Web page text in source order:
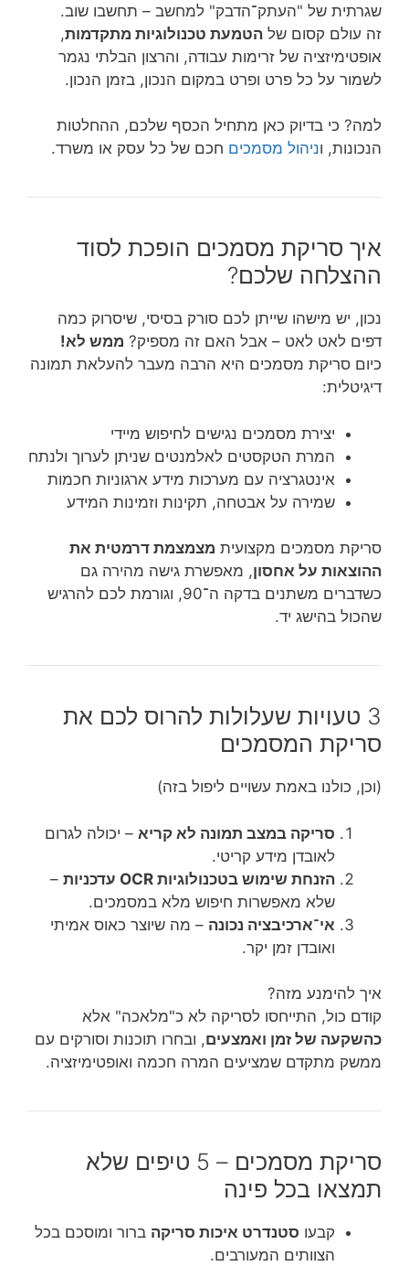
שגרתית של "העתק־הדבק" למחשב – תחשבו שוב.
זה עולם קסום של הטמעת טכנולוגיות מתקדמות,
אופטימיזציה של זרימות עבודה, והרצון הבלתי נגמר
לשמור על כל פרט ופרט במקום הנכון, בזמן הנכון.
למה? כי בדיוק כאן מתחיל הכסף שלכם, ההחלטות
הנכונות, וניהול מסמכים חכם של כל עסק או משרד.
איך סריקת מסמכים הופכת לסוד
ההצלחה שלכם?
נכון, יש מישהו שייתן לכם סורק בסיסי, שיסרוק כמה
דפים לאט לאט – אבל האם זה מספיק? ממש לא!
כיום סריקת מסמכים היא הרבה מעבר להעלאת תמונה
דיגיטלית:
יצירת מסמכים נגישים לחיפוש מיידי
המרת הטקסטים לאלמנטים שניתן לערוך ולנתח
אינטגרציה עם מערכות מידע ארגוניות חכמות
שמירה על אבטחה, תקינות וזמינות המידע
סריקת מסמכים מקצועית מצמצמת דרמטית את
ההוצאות על אחסון, מאפשרת גישה מהירה גם
כשדברים משתנים בדקה ה־90, וגורמת לכם להרגיש
שהכול בהישג יד.
3 טעויות שעלולות להרוס לכם את
סריקת המסמכים
(וכן, כולנו באמת עשויים ליפול בזה)
סריקה במצב תמונה לא קריא – יכולה לגרום
לאובדן מידע קריטי.
הזנחת שימוש בטכנולוגיות OCR עדכניות
–
שלא מאפשרות חיפוש מלא במסמכים.
אי־ארכיבציה נכונה – מה שיוצר כאוס אמיתי
ואובדן זמן יקר.
איך להימנע מזה?
קודם כול, התייחסו לסריקה לא כ"מלאכה" אלא
כהשקעה של זמן ואמצעים, ובחרו תוכנות וסורקים עם
ממשק מתקדם שמציעים המרה חכמה ואופטימיזציה.
סריקת מסמכים – 5 טיפים שלא
תמצאו בכל פינה
קבעו סטנדרט איכות סריקה ברור ומוסכם בכל
הצוותים המעורבים.